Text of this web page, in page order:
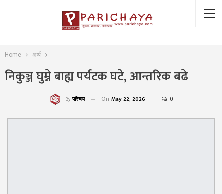
Home अर्थ
निकुञ्ज घुम्ने बाह्य पर्यटक घटे, आन्तरिक बढे
By परिचय On May 22, 2026 0